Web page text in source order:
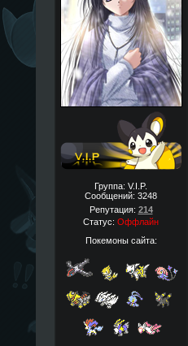
Группа: V.I.P.
Сообщений: 3248
Репутация: 214
Статус: Оффлайн
Покемоны сайта: